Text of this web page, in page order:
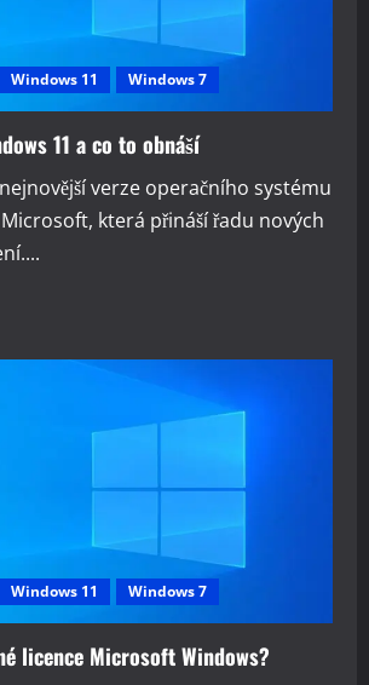
Windows 11 Windows 7
11 a co to obnáší
verze operačního systému
která přináší řadu nových
Windows 11 Windows 7
licence Microsoft Windows?